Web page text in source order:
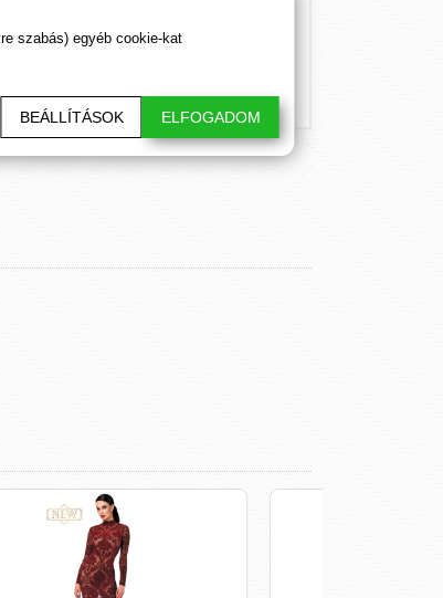
szabás) egyéb cookie-kat
BEÁLLÍTÁSOK ELFOGADOM